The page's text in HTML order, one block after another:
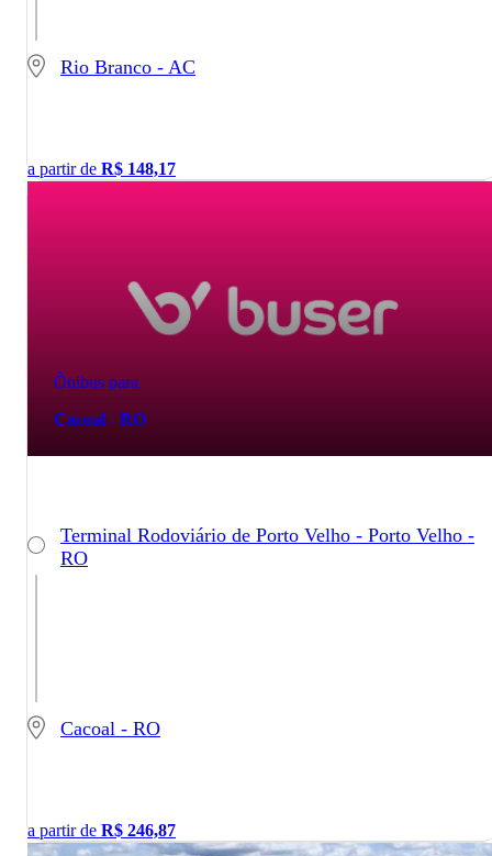
Rio Branco - AC
a partir de R$ 148,17
Ônibus para
Cacoal - RO
Terminal Rodoviário de Porto Velho - Porto Velho -
RO
Cacoal - RO
a partir de R$ 246,87